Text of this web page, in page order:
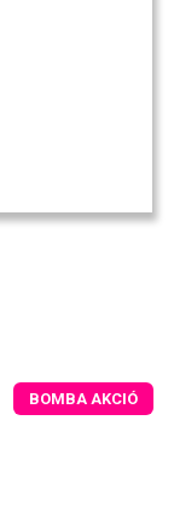
BOMBA AKCIÓ